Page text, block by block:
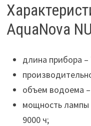
AquaNova
длина прибора –
объем водоема
мощность лампы
9000 ч;